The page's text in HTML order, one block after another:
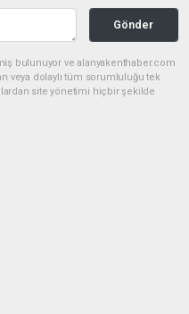
Gönder
bulunuyor ve alanyakenthaber.com
veya dolaylı tüm sorumluluğu tek
site yönetimi hiçbir şekilde